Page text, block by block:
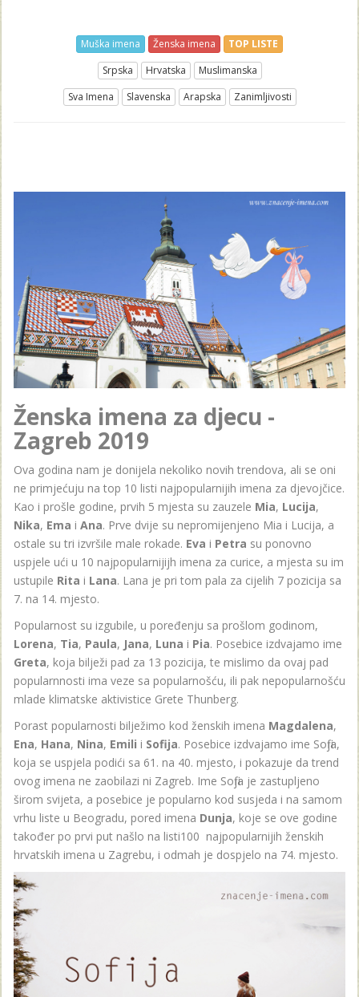
Muška imena Ženska imena
TOP LISTE
Srpska
Hrvatska
Muslimanska
Sva Imena
Slavenska Arapska Zanimljivosti
Ženska imena za djecu -
Zagreb 2019
Ova godina nam je donijela nekoliko novih trendova, ali se oni
ne primjećuju na top 10 listi najpopularnijih imena za djevojčice.
Kao i prošle godine, prvih 5 mjesta su zauzele Mia, Lucija,
Nika, Ema i Ana. Prve dvije su nepromijenjeno Mia i Lucija, a
ostale su tri izvršile male rokade. Eva i Petra su ponovno
uspjele ući u 10 najpopularnijijh imena za curice, a mjesta su im
ustupile Rita i Lana. Lana je pri tom pala za cijelih 7 pozicija sa
7. na 14. mjesto.
Popularnost su izgubile, u poređenju sa prošlom godinom,
Lorena, Tia, Paula, Jana, Luna i Pia. Posebice izdvajamo ime
Greta, koja bilježi pad za 13 pozicija, te mislimo da ovaj pad
popularnnosti ima veze sa popularnošću, ili pak nepopularnošću
mlade klimatske aktivistice Grete Thunberg.
Porast popularnosti bilježimo kod ženskih imena Magdalena,
Ena, Hana, Nina, Emili i Sofija. Posebice izdvajamo ime Sofija,
koja se uspjela podići sa 61. na 40. mjesto, i pokazuje da trend
ovog imena ne zaobilazi ni Zagreb. Ime Sofija je zastupljeno
širom svijeta, a posebice je popularno kod susjeda i na samom
vrhu liste u Beogradu, pored imena Dunja, koje se ove godine
također po prvi put našlo na listi100 najpopularnijih ženskih
hrvatskih imena u Zagrebu, i odmah je dospjelo na 74. mjesto.